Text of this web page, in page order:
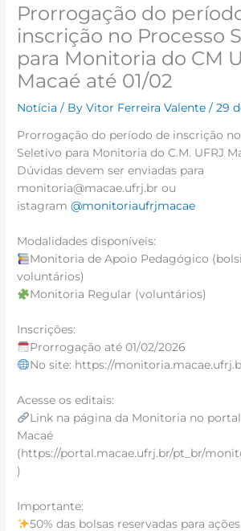
Prorrogação do
inscrição no Processo
para Monitoria do CM
Macaé até 01/02
Notícia / ByVitor Ferreira Valente/29
Prorrogação do período de inscrição
Seletivo para Monitoria do C.M. UFRJ
Dúvidas devem ser enviadas para
monitoria@macae.ufrj.br ou
istagram@monitoriaufrjmacae
Modalidades disponíveis:
Monitoria de Apoio Pedagógico
voluntários)
Monitoria Regular (voluntários)
Inscrições:
Prorrogação até 01/02/2026
No site: https://
Acesse os editais:
Link na página da Monitoria no portal
Macaé
(https://portal.macae.ufrj.br/pt_br/
)
Importante:
50% das bolsas reservadas para